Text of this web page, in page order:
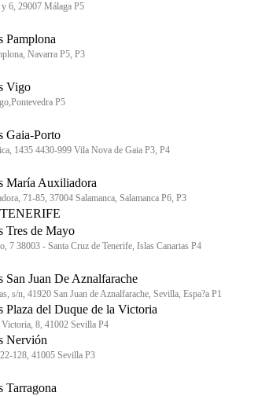
6, 29007 Málaga P5
Pamplona
Navarra P5, P3
Vigo
P5
Gaia-Porto
1435 4430-999 Vila Nova de Gaia P3, P4
María Auxiliadora
71-85, 37004 Salamanca, Salamanca P6, P3
Tres de Mayo
7 38003 - Santa Cruz de Tenerife, Islas Canarias P4
San Juan De Aznalfarache
s/n, 41920 San Juan de Aznalfarache, Sevilla, Espa?a P1
Plaza del Duque de la Victoria
8, 41002 Sevilla P4
Nervión
128, 41005 Sevilla P3
Tarragona